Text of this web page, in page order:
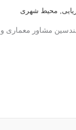
, محیط شهری
مشاور